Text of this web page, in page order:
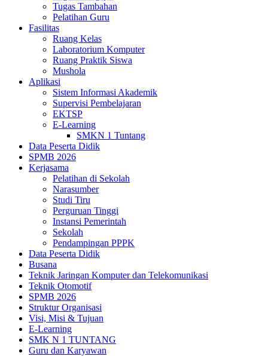
Tugas Tambahan
Pelatihan Guru
Fasilitas
Ruang Kelas
Laboratorium Komputer
Ruang Praktik Siswa
Mushola
Aplikasi
Sistem Informasi Akademik
Supervisi Pembelajaran
EKTSP
E-Learning
SMKN 1 Tuntang
Data Peserta Didik
SPMB 2026
Kerjasama
Pelatihan di Sekolah
Narasumber
Studi Tiru
Perguruan Tinggi
Instansi Pemerintah
Sekolah
Pendampingan PPPK
Data Peserta Didik
Busana
Teknik Jaringan Komputer dan Telekomunikasi
Teknik Otomotif
SPMB 2026
Struktur Organisasi
Visi, Misi & Tujuan
E-Learning
SMK N 1 TUNTANG
Guru dan Karyawan